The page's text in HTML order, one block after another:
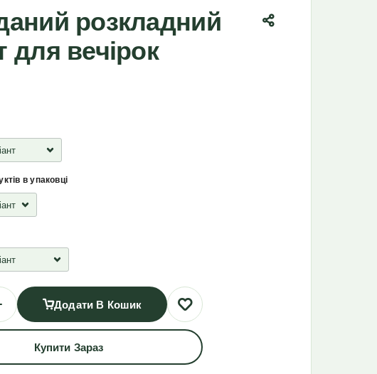
розкладний
для вечірок
в упаковці
Додати В Кошик
Купити Зараз